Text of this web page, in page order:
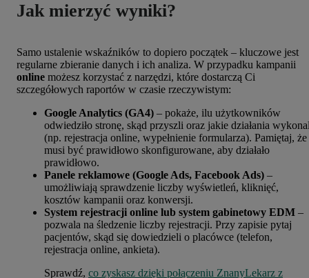
Jak mierzyć wyniki?
Samo ustalenie wskaźników to dopiero początek – kluczowe jest
regularne zbieranie danych i ich analiza. W przypadku kampanii
online możesz korzystać z narzędzi, które dostarczą Ci
szczegółowych raportów w czasie rzeczywistym:
Google Analytics (GA4) – pokaże, ilu użytkowników
odwiedziło stronę, skąd przyszli oraz jakie działania
(np. rejestracja online, wypełnienie formularza). Pamiętaj, że
musi być prawidłowo skonfigurowane, aby działało
prawidłowo.
Panele reklamowe (Google Ads, Facebook Ads) –
umożliwiają sprawdzenie liczby wyświetleń, kliknięć,
kosztów kampanii oraz konwersji.
System rejestracji online lub system gabinetowy EDM –
pozwala na śledzenie liczby rejestracji. Przy zapisie pytaj
pacjentów, skąd się dowiedzieli o placówce (telefon,
rejestracja online, ankieta).
Sprawdź, co zyskasz dzięki połączeniu ZnanyLekarz z